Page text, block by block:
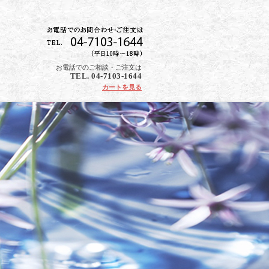
お電話でのご相談・ご注文は
TEL. 04-7103-1644
カートを見る